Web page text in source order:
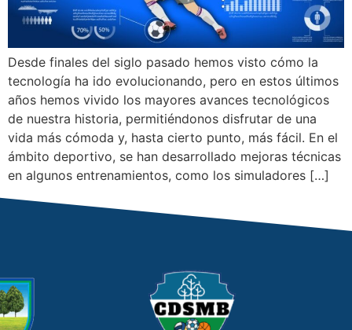
Desde finales del siglo pasado hemos visto cómo la
tecnología ha ido evolucionando, pero en estos últimos
años hemos vivido los mayores avances tecnológicos
de nuestra historia, permitiéndonos disfrutar de una
vida más cómoda y, hasta cierto punto, más fácil. En el
ámbito deportivo, se han desarrollado mejoras técnicas
en algunos entrenamientos, como los simuladores […]